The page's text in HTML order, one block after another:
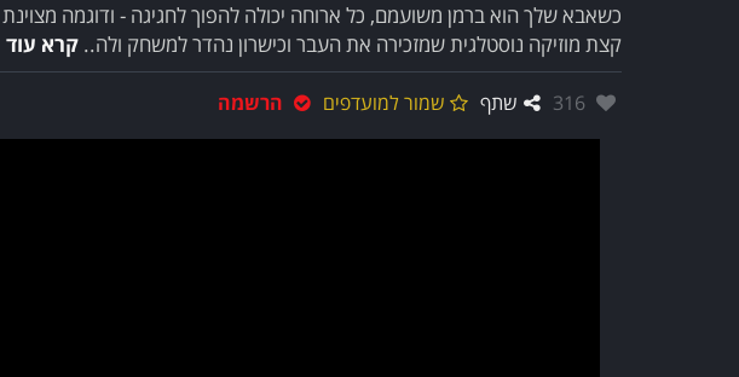
כשאבא שלך הוא ברמן משועמם, כל ארוחה יכולה להפוך לחגיגה - ודוגמה
קצת מוזיקה נוסטלגית שמזכירה את העבר וכישרון נהדר למשחק ולה.. קרא עוד
אהבו:
316 שתף שמור למועדפים הרשמה